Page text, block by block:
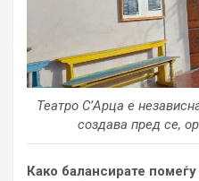
Театро С’Арца е
создава пред се,
Како балансирате